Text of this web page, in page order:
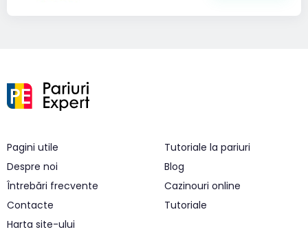
Pagini utile
Despre noi
Întrebări frecvente
Contacte
Harta site-ului
Tutoriale la pariuri
Blog
Cazinouri online
Tutoriale